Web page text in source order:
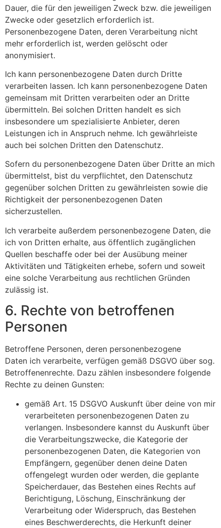
Dauer, die für den jeweiligen Zweck bzw. die jeweiligen
Zwecke oder gesetzlich erforderlich ist.
Personenbezogene Daten, deren Verarbeitung nicht
mehr erforderlich ist, werden gelöscht oder
anonymisiert.
Ich kann personenbezogene Daten durch Dritte
verarbeiten lassen. Ich kann personenbezogene Daten
gemeinsam mit Dritten verarbeiten oder an Dritte
übermitteln. Bei solchen Dritten handelt es sich
insbesondere um spezialisierte Anbieter, deren
Leistungen ich in Anspruch nehme. Ich gewährleiste
auch bei solchen Dritten den Datenschutz.
Sofern du personenbezogene Daten über Dritte an mich
übermittelst, bist du verpflichtet, den Datenschutz
gegenüber solchen Dritten zu gewährleisten sowie die
Richtigkeit der personenbezogenen Daten
sicherzustellen.
Ich verarbeite außerdem personenbezogene Daten, die
ich von Dritten erhalte, aus öffentlich zugänglichen
Quellen beschaffe oder bei der Ausübung meiner
Aktivitäten und Tätigkeiten erhebe, sofern und soweit
eine solche Verarbeitung aus rechtlichen Gründen
zulässig ist.
6. Rechte von betroffenen
Personen
Betroffene Personen, deren personenbezogene
Daten ich verarbeite, verfügen gemäß DSGVO über sog.
Betroffenenrechte. Dazu zählen insbesondere folgende
Rechte zu deinen Gunsten:
gemäß Art. 15 DSGVO Auskunft über deine von mir
verarbeiteten personenbezogenen Daten zu
verlangen. Insbesondere kannst du Auskunft über
die Verarbeitungszwecke, die Kategorie der
personenbezogenen Daten, die Kategorien von
Empfängern, gegenüber denen deine Daten
offengelegt wurden oder werden, die geplante
Speicherdauer, das Bestehen eines Rechts auf
Berichtigung, Löschung, Einschränkung der
Verarbeitung oder Widerspruch, das Bestehen
eines Beschwerderechts, die Herkunft deiner